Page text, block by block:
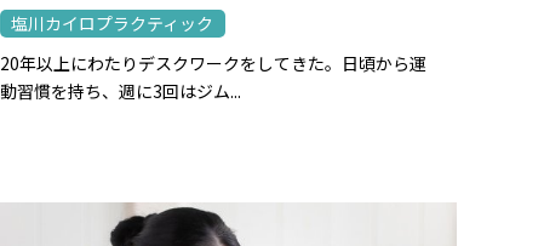
塩川カイロプラクティック
20年以上にわたりデスクワークをしてきた。日頃から運
動習慣を持ち、週に3回はジム...